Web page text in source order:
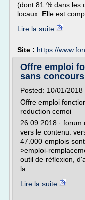
(dont 81 % dans les
locaux. Elle est
Lire la suite
Site : https://
Offre emploi
sans
Posted: 10/01/2018
Offre emploi
reduction cemoi
26.09.2018 · forum
vers le contenu.
47.000 emplois
>emploi-
outil de réflexion,
la...
Lire la suite